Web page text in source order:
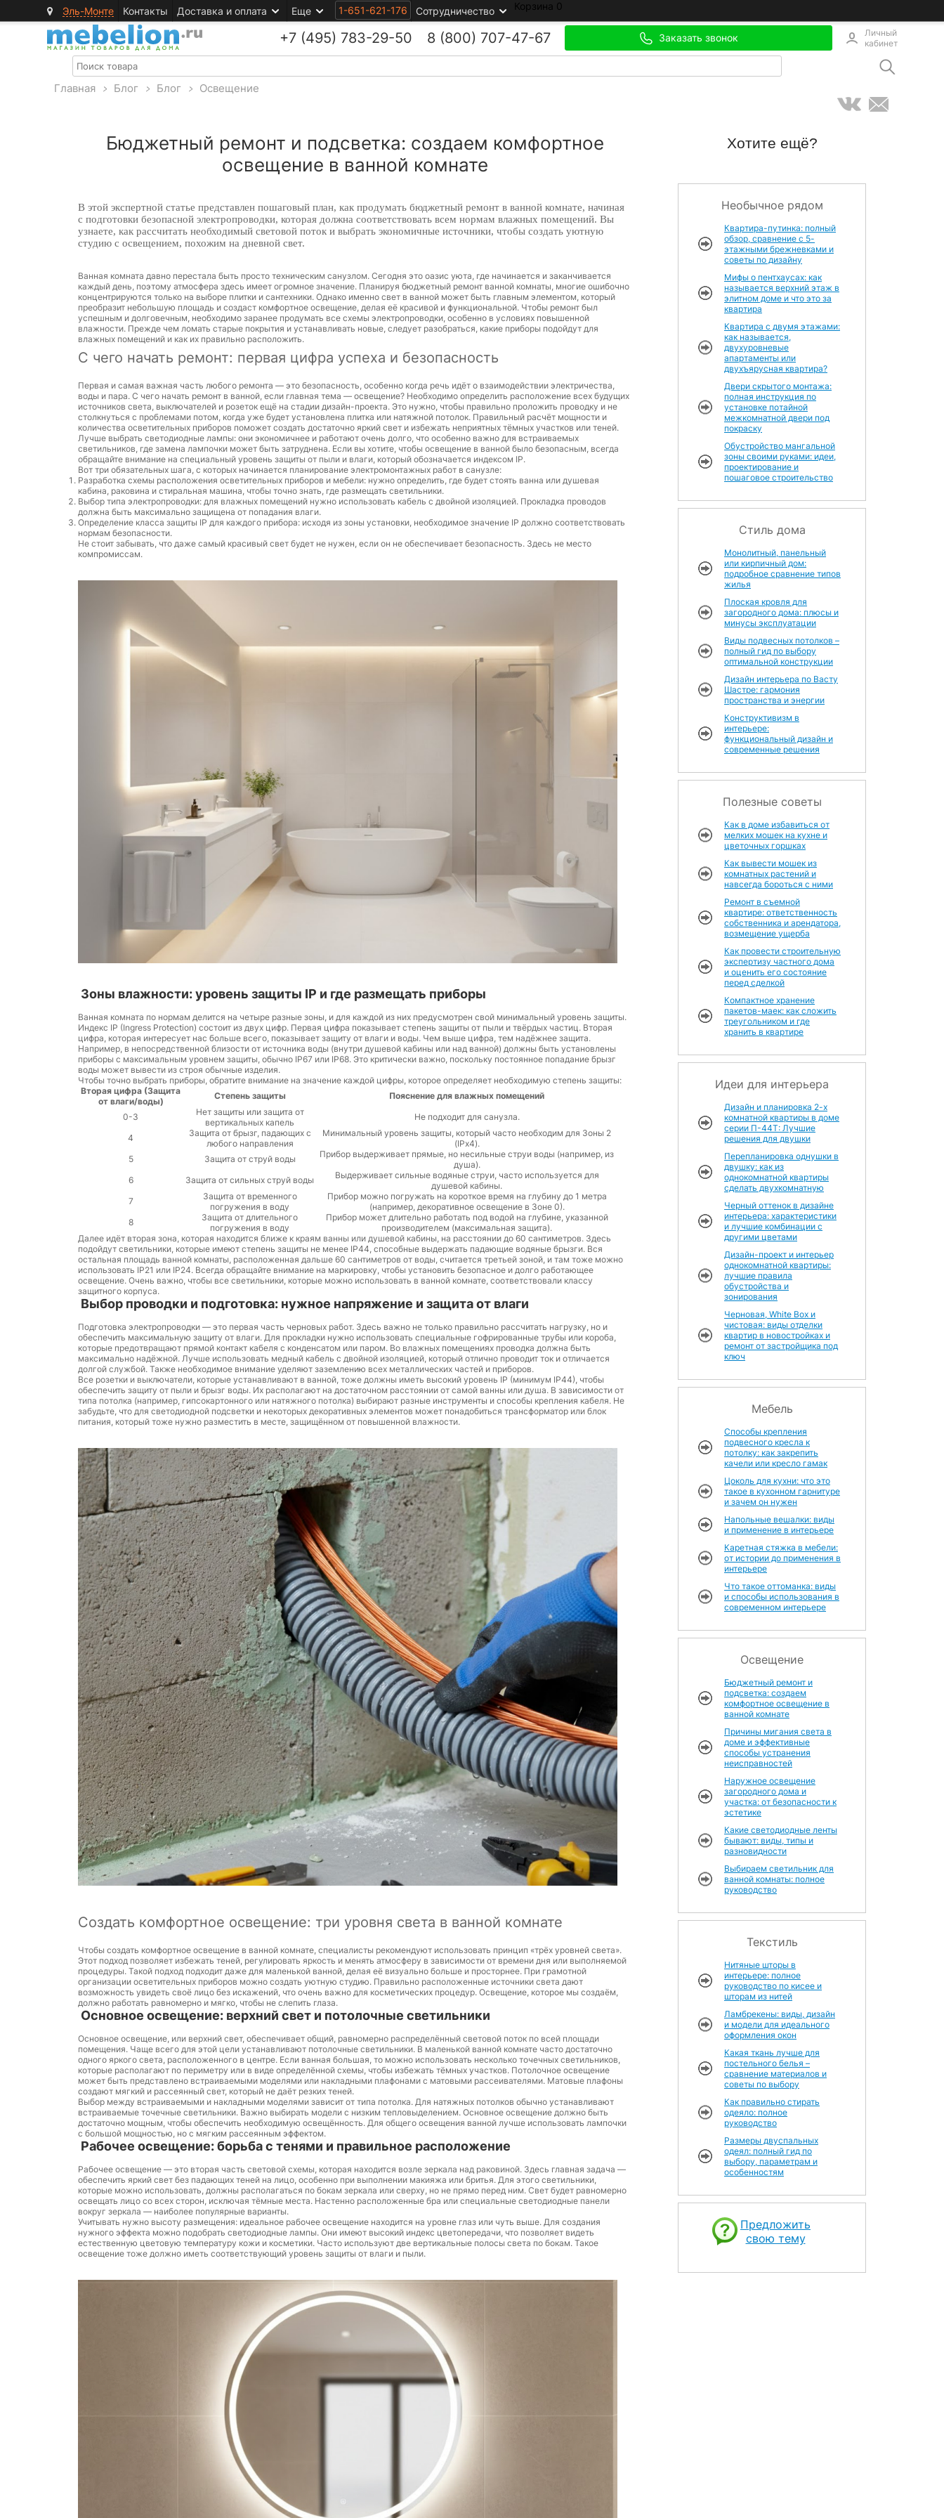
Эль-Монте Контакты Доставка и оплата Еще 1-651-621-176 Сотрудничество Корзина 0
+7 (495) 783-29-50 8 (800) 707-47-67 Заказать звонок
Личный
кабинет
Главная > Блог > Блог > Освещение
Бюджетный ремонт и подсветка: создаем комфортное
освещение в ванной комнате
В этой экспертной статье представлен пошаговый план, как продумать бюджетный ремонт в ванной комнате, начиная
с подготовки безопасной электропроводки, которая должна соответствовать всем нормам влажных помещений. Вы
узнаете, как рассчитать необходимый световой поток и выбрать экономичные источники, чтобы создать уютную
студию с освещением, похожим на дневной свет.
Ванная комната давно перестала быть просто техническим санузлом. Сегодня это оазис уюта, где начинается и заканчивается
каждый день, поэтому атмосфера здесь имеет огромное значение. Планируя бюджетный ремонт ванной комнаты, многие ошибочно
концентрируются только на выборе плитки и сантехники. Однако именно свет в ванной может быть главным элементом, который
преобразит небольшую площадь и создаст комфортное освещение, делая её красивой и функциональной. Чтобы ремонт был
успешным и долговечным, необходимо заранее продумать все схемы электропроводки, особенно в условиях повышенной
влажности. Прежде чем ломать старые покрытия и устанавливать новые, следует разобраться, какие приборы подойдут для
влажных помещений и как их правильно расположить.
С чего начать ремонт: первая цифра успеха и безопасность
Первая и самая важная часть любого ремонта — это безопасность, особенно когда речь идёт о взаимодействии электричества,
воды и пара. С чего начать ремонт в ванной, если главная тема — освещение? Необходимо определить расположение всех будущих
источников света, выключателей и розеток ещё на стадии дизайн-проекта. Это нужно, чтобы правильно проложить проводку и не
столкнуться с проблемами потом, когда уже будет установлена плитка или натяжной потолок. Правильный расчёт мощности и
количества осветительных приборов поможет создать достаточно яркий свет и избежать неприятных тёмных участков или теней.
Лучше выбрать светодиодные лампы: они экономичнее и работают очень долго, что особенно важно для встраиваемых
светильников, где замена лампочки может быть затруднена. Если вы хотите, чтобы освещение в ванной было безопасным, всегда
обращайте внимание на специальный уровень защиты от пыли и влаги, который обозначается индексом IP.
Вот три обязательных шага, с которых начинается планирование электромонтажных работ в санузле:
Разработка схемы расположения осветительных приборов и мебели: нужно определить, где будет стоять ванна или душевая
кабина, раковина и стиральная машина, чтобы точно знать, где размещать светильники.
Выбор типа электропроводки: для влажных помещений нужно использовать кабель с двойной изоляцией. Прокладка проводов
должна быть максимально защищена от попадания влаги.
Определение класса защиты IP для каждого прибора: исходя из зоны установки, необходимое значение IP должно соответствовать
нормам безопасности.
Не стоит забывать, что даже самый красивый свет будет не нужен, если он не обеспечивает безопасность. Здесь не место
компромиссам.
Зоны влажности: уровень защиты IP и где размещать приборы
Ванная комната по нормам делится на четыре разные зоны, и для каждой из них предусмотрен свой минимальный уровень защиты.
Индекс IP (Ingress Protection) состоит из двух цифр. Первая цифра показывает степень защиты от пыли и твёрдых частиц. Вторая
цифра, которая интересует нас больше всего, показывает защиту от влаги и воды. Чем выше цифра, тем надёжнее защита.
Например, в непосредственной близости от источника воды (внутри душевой кабины или над ванной) должны быть установлены
приборы с максимальным уровнем защиты, обычно IP67 или IP68. Это критически важно, поскольку постоянное попадание брызг
воды может вывести из строя обычные изделия.
Чтобы точно выбрать приборы, обратите внимание на значение каждой цифры, которое определяет необходимую степень защиты:
Вторая цифра (Защита
от влаги/воды)
Степень защиты
Пояснение для влажных помещений
0-3
Нет защиты или защита от
вертикальных капель
Не подходит для санузла.
4
Защита от брызг, падающих с
любого направления
Минимальный уровень защиты, который часто необходим для Зоны 2
(IPx4).
5
Защита от струй воды
Прибор выдерживает прямые, но несильные струи воды (например, из
душа).
6
Защита от сильных струй воды
Выдерживает сильные водяные струи, часто используется для
душевой кабины.
7
Защита от временного
погружения в воду
Прибор можно погружать на короткое время на глубину до 1 метра
(например, декоративное освещение в Зоне 0).
8
Защита от длительного
погружения в воду
Прибор может длительно работать под водой на глубине, указанной
производителем (максимальная защита).
Далее идёт вторая зона, которая находится ближе к краям ванны или душевой кабины, на расстоянии до 60 сантиметров. Здесь
подойдут светильники, которые имеют степень защиты не менее IP44, способные выдержать падающие водяные брызги. Вся
остальная площадь ванной комнаты, расположенная дальше 60 сантиметров от воды, считается третьей зоной, и там тоже можно
использовать IP21 или IP24. Всегда обращайте внимание на маркировку, чтобы установить безопасное и долго работающее
освещение. Очень важно, чтобы все светильники, которые можно использовать в ванной комнате, соответствовали классу
защитного корпуса.
Выбор проводки и подготовка: нужное напряжение и защита от влаги
Подготовка электропроводки — это первая часть черновых работ. Здесь важно не только правильно рассчитать нагрузку, но и
обеспечить максимальную защиту от влаги. Для прокладки нужно использовать специальные гофрированные трубы или короба,
которые предотвращают прямой контакт кабеля с конденсатом или паром. Во влажных помещениях проводка должна быть
максимально надёжной. Лучше использовать медный кабель с двойной изоляцией, который отлично проводит ток и отличается
долгой службой. Также необходимое внимание уделяют заземлению всех металлических частей и приборов.
Все розетки и выключатели, которые устанавливают в ванной, тоже должны иметь высокий уровень IP (минимум IP44), чтобы
обеспечить защиту от пыли и брызг воды. Их располагают на достаточном расстоянии от самой ванны или душа. В зависимости от
типа потолка (например, гипсокартонного или натяжного потолка) выбирают разные инструменты и способы крепления кабеля. Не
забудьте, что для светодиодной подсветки и некоторых декоративных элементов может понадобиться трансформатор или блок
питания, который тоже нужно разместить в месте, защищённом от повышенной влажности.
Создать комфортное освещение: три уровня света в ванной комнате
Чтобы создать комфортное освещение в ванной комнате, специалисты рекомендуют использовать принцип «трёх уровней света».
Этот подход позволяет избежать теней, регулировать яркость и менять атмосферу в зависимости от времени дня или выполняемой
процедуры. Такой подход подходит даже для маленькой ванной, делая её визуально больше и просторнее. При грамотной
организации осветительных приборов можно создать уютную студию. Правильно расположенные источники света дают
возможность увидеть своё лицо без искажений, что очень важно для косметических процедур. Освещение, которое мы создаём,
должно работать равномерно и мягко, чтобы не слепить глаза.
Основное освещение: верхний свет и потолочные светильники
Основное освещение, или верхний свет, обеспечивает общий, равномерно распределённый световой поток по всей площади
помещения. Чаще всего для этой цели устанавливают потолочные светильники. В маленькой ванной комнате часто достаточно
одного яркого света, расположенного в центре. Если ванная большая, то можно использовать несколько точечных светильников,
которые располагают по периметру или в виде определённой схемы, чтобы избежать тёмных участков. Потолочное освещение
может быть представлено встраиваемыми моделями или накладными плафонами с матовыми рассеивателями. Матовые плафоны
создают мягкий и рассеянный свет, который не даёт резких теней.
Выбор между встраиваемыми и накладными моделями зависит от типа потолка. Для натяжных потолков обычно устанавливают
встраиваемые точечные светильники. Важно выбирать модели с низким тепловыделением. Основное освещение должно быть
достаточно мощным, чтобы обеспечить необходимую освещённость. Для общего освещения ванной лучше использовать лампочки
с большой мощностью, но с мягким рассеянным эффектом.
Рабочее освещение: борьба с тенями и правильное расположение
Рабочее освещение — это вторая часть световой схемы, которая находится возле зеркала над раковиной. Здесь главная задача —
обеспечить яркий свет без падающих теней на лицо, особенно при выполнении макияжа или бритья. Для этого светильники,
которые можно использовать, должны располагаться по бокам зеркала или сверху, но не прямо перед ним. Свет будет равномерно
освещать лицо со всех сторон, исключая тёмные места. Настенно расположенные бра или специальные светодиодные панели
вокруг зеркала — наиболее популярные варианты.
Учитывать нужно высоту размещения: идеальное рабочее освещение находится на уровне глаз или чуть выше. Для создания
нужного эффекта можно подобрать светодиодные лампы. Они имеют высокий индекс цветопередачи, что позволяет видеть
естественную цветовую температуру кожи и косметики. Часто используют две вертикальные полосы света по бокам. Такое
освещение тоже должно иметь соответствующий уровень защиты от влаги и пыли.
Хотите ещё?
Необычное рядом
Квартира-путинка: полный
обзор, сравнение с 5-
этажными брежневками и
советы по дизайну
Мифы о пентхаусах: как
называется верхний этаж в
элитном доме и что это за
квартира
Квартира с двумя этажами:
как называется,
двухуровневые
апартаменты или
двухъярусная квартира?
Двери скрытого монтажа:
полная инструкция по
установке потайной
межкомнатной двери под
покраску
Обустройство мангальной
зоны своими руками: идеи,
проектирование и
пошаговое строительство
Стиль дома
Монолитный, панельный
или кирпичный дом:
подробное сравнение типов
жилья
Плоская кровля для
загородного дома: плюсы и
минусы эксплуатации
Виды подвесных потолков –
полный гид по выбору
оптимальной конструкции
Дизайн интерьера по Васту
Шастре: гармония
пространства и энергии
Конструктивизм в
интерьере:
функциональный дизайн и
современные решения
Полезные советы
Как в доме избавиться от
мелких мошек на кухне и
цветочных горшках
Как вывести мошек из
комнатных растений и
навсегда бороться с ними
Ремонт в съемной
квартире: ответственность
собственника и арендатора,
возмещение ущерба
Как провести строительную
экспертизу частного дома
и оценить его состояние
перед сделкой
Компактное хранение
пакетов-маек: как сложить
треугольником и где
хранить в квартире
Идеи для интерьера
Дизайн и планировка 2-х
комнатной квартиры в доме
серии П-44Т: Лучшие
решения для двушки
Перепланировка однушки в
двушку: как из
однокомнатной квартиры
сделать двухкомнатную
Черный оттенок в дизайне
интерьера: характеристики
и лучшие комбинации с
другими цветами
Дизайн-проект и интерьер
однокомнатной квартиры:
лучшие правила
обустройства и
зонирования
Черновая, White Box и
чистовая: виды отделки
квартир в новостройках и
ремонт от застройщика под
ключ
Мебель
Способы крепления
подвесного кресла к
потолку: как закрепить
качели или кресло гамак
Цоколь для кухни: что это
такое в кухонном гарнитуре
и зачем он нужен
Напольные вешалки: виды
и применение в интерьере
Каретная стяжка в мебели:
от истории до применения в
интерьере
Что такое оттоманка: виды
и способы использования в
современном интерьере
Освещение
Бюджетный ремонт и
подсветка: создаем
комфортное освещение в
ванной комнате
Причины мигания света в
доме и эффективные
способы устранения
неисправностей
Наружное освещение
загородного дома и
участка: от безопасности к
эстетике
Какие светодиодные ленты
бывают: виды, типы и
разновидности
Выбираем светильник для
ванной комнаты: полное
руководство
Текстиль
Нитяные шторы в
интерьере: полное
руководство по кисее и
шторам из нитей
Ламбрекены: виды, дизайн
и модели для идеального
оформления окон
Какая ткань лучше для
постельного белья –
сравнение материалов и
советы по выбору
Как правильно стирать
одеяло: полное
руководство
Размеры двуспальных
одеял: полный гид по
выбору, параметрам и
особенностям
Предложить
свою тему